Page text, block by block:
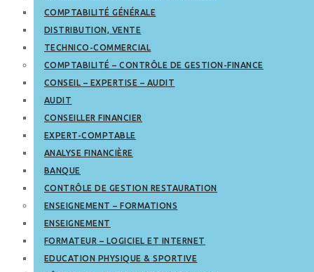
COMPTABILITÉ GÉNÉRALE
DISTRIBUTION, VENTE
TECHNICO-COMMERCIAL
COMPTABILITÉ – CONTRÔLE DE GESTION-FINANCE
CONSEIL – EXPERTISE – AUDIT
AUDIT
CONSEILLER FINANCIER
EXPERT-COMPTABLE
ANALYSE FINANCIÈRE
BANQUE
CONTRÔLE DE GESTION RESTAURATION
ENSEIGNEMENT – FORMATIONS
ENSEIGNEMENT
FORMATEUR – LOGICIEL ET INTERNET
EDUCATION PHYSIQUE & SPORTIVE